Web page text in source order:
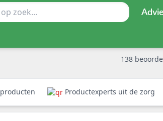
138
Productexperts uit de zorg